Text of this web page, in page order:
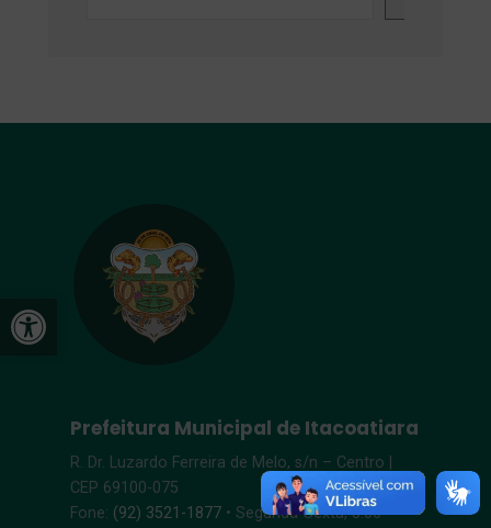
Open toolbar
Prefeitura Municipal de Itacoatiara
R. Dr. Luzardo Ferreira de Melo, s/n – Centro |
CEP 69100-075
Fone: (92) 3521-1877 • Segunda-Sexta, 8:00 –